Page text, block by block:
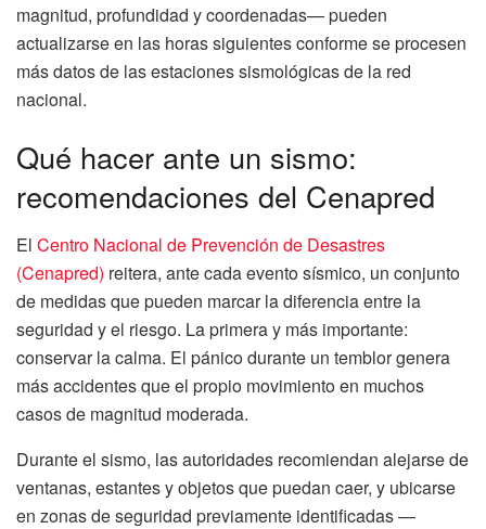
magnitud, profundidad y coordenadas— pueden
actualizarse en las horas siguientes conforme se procesen
más datos de las estaciones sismológicas de la red
nacional.
Qué hacer ante un sismo:
recomendaciones del Cenapred
El Centro Nacional de Prevención de Desastres
(Cenapred) reitera, ante cada evento sísmico, un conjunto
de medidas que pueden marcar la diferencia entre la
seguridad y el riesgo. La primera y más importante:
conservar la calma. El pánico durante un temblor genera
más accidentes que el propio movimiento en muchos
casos de magnitud moderada.
Durante el sismo, las autoridades recomiendan alejarse de
ventanas, estantes y objetos que puedan caer, y ubicarse
en zonas de seguridad previamente identificadas —